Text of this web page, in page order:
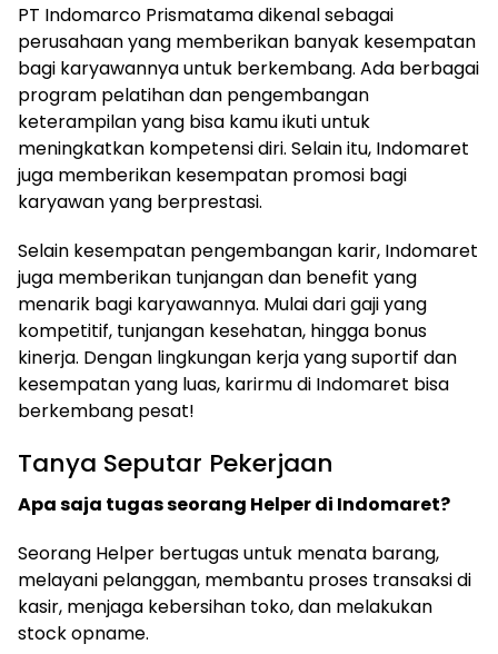
PT Indomarco Prismatama dikenal sebagai
perusahaan yang memberikan banyak kesempatan
bagi karyawannya untuk berkembang. Ada berbagai
program pelatihan dan pengembangan
keterampilan yang bisa kamu ikuti untuk
meningkatkan kompetensi diri. Selain itu, Indomaret
juga memberikan kesempatan promosi bagi
karyawan yang berprestasi.
Selain kesempatan pengembangan karir, Indomaret
juga memberikan tunjangan dan benefit yang
menarik bagi karyawannya. Mulai dari gaji yang
kompetitif, tunjangan kesehatan, hingga bonus
kinerja. Dengan lingkungan kerja yang suportif dan
kesempatan yang luas, karirmu di Indomaret bisa
berkembang pesat!
Tanya Seputar Pekerjaan
Apa saja tugas seorang Helper di Indomaret?
Seorang Helper bertugas untuk menata barang,
melayani pelanggan, membantu proses transaksi di
kasir, menjaga kebersihan toko, dan melakukan
stock opname.